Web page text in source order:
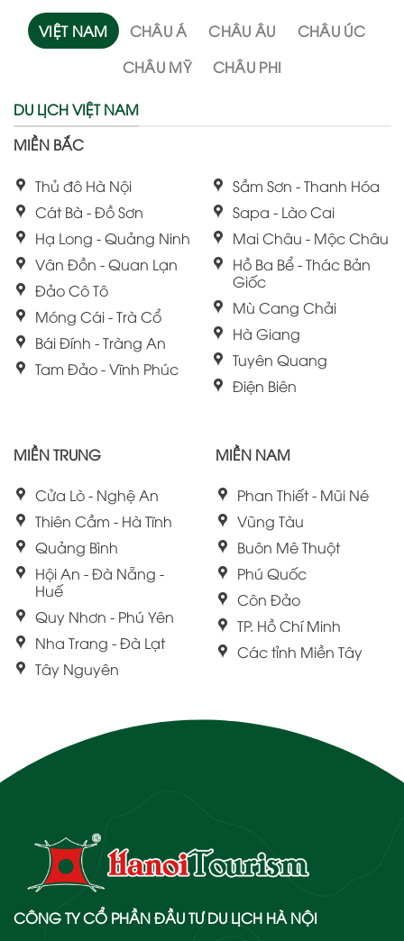
VIỆT NAM CHÂU Á CHÂU ÂU
CHÂU ÚC
CHÂU MỸ
CHÂU PHI
DU LỊCH VIỆT NAM
MIỀN BẮC
Thủ đô Hà Nội
Cát Bà - Đồ Sơn
Hạ Long - Quảng Ninh
Vân Đồn - Quan Lạn
Đảo Cô Tô
Móng Cái - Trà Cổ
Bái Đính - Tràng An
Tam Đảo - Vĩnh Phúc
Sầm Sơn - Thanh Hóa
Sapa - Lào Cai
Mai Châu - Mộc Châu
Hồ Ba Bể - Thác Bản
Giốc
Mù Cang Chải
Hà Giang
Tuyên Quang
Điện Biên
MIỀN TRUNG
Cửa Lò - Nghệ An
Thiên Cầm - Hà Tĩnh
Quảng Bình
Hội An - Đà Nẵng -
Huế
Quy Nhơn - Phú Yên
Nha Trang - Đà Lạt
Tây Nguyên
MIỀN NAM
Phan Thiết - Mũi Né
Vũng Tàu
Buôn Mê Thuột
Phú Quốc
Côn Đảo
TP. Hồ Chí Minh
Các tỉnh Miền Tây
CÔNG TY CỔ PHẦN ĐẦU TƯ DU LỊCH HÀ NỘI